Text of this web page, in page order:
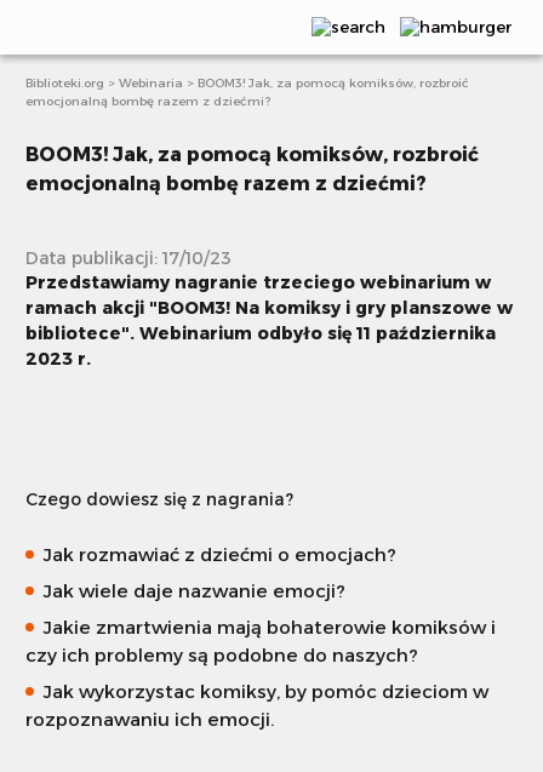
Aktualności
Publikacje
Webinaria
Artykuły
E-learning
Szukaj
Dostosuj
Biblioteki.org > Webinaria > BOOM3! Jak, za pomocą komiksów, rozbroić
emocjonalną bombę razem z dziećmi?
BOOM3! Jak, za pomocą komiksów, rozbroić
emocjonalną bombę razem z dziećmi?
Data publikacji: 17/10/23
Przedstawiamy nagranie trzeciego webinarium w
ramach akcji "BOOM3! Na komiksy i gry planszowe w
bibliotece". Webinarium odbyło się 11 października
2023 r.
Czego dowiesz się z nagrania?
Jak rozmawiać z dziećmi o emocjach?
Jak wiele daje nazwanie emocji?
Jakie zmartwienia mają bohaterowie komiksów i
czy ich problemy są podobne do naszych?
Jak wykorzystac komiksy, by pomóc dzieciom w
rozpoznawaniu ich emocji.